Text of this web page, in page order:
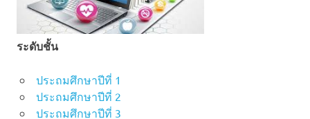
ระดับชั้น
ประถมศึกษาปีที่ 1
ประถมศึกษาปีที่ 2
ประถมศึกษาปีที่ 3